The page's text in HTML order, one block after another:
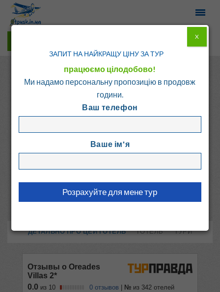
Греція о. Крит - Ретимно
Греція, о. Крит - Ретимно
ДЕТАЛЬНО ПРО ЦЕЙ ГОТЕЛЬ ГОТЕЛЬ ТУРИ
ЗАПИТ НА НАЙКРАЩУ ЦІНУ ЗА ТУР
працюємо цілодобово!
Ми надамо персональну пропозицію в продовж
години.
Ваш телефон
Ваше ім'я
X